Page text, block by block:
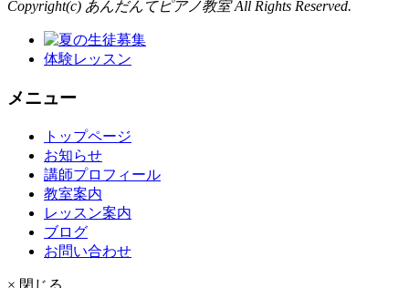
Copyright(c) あんだんてピアノ教室 All Rights Reserved.
体験レッスン
メニュー
トップページ
お知らせ
講師プロフィール
教室案内
レッスン案内
ブログ
お問い合わせ
× 閉じる